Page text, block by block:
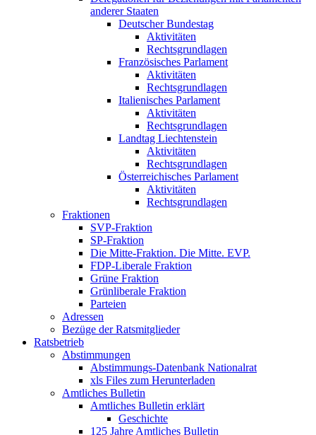
anderer Staaten
Deutscher Bundestag
Aktivitäten
Rechtsgrundlagen
Französisches Parlament
Aktivitäten
Rechtsgrundlagen
Italienisches Parlament
Aktivitäten
Rechtsgrundlagen
Landtag Liechtenstein
Aktivitäten
Rechtsgrundlagen
Österreichisches Parlament
Aktivitäten
Rechtsgrundlagen
Fraktionen
SVP-Fraktion
SP-Fraktion
Die Mitte-Fraktion. Die Mitte. EVP.
FDP-Liberale Fraktion
Grüne Fraktion
Grünliberale Fraktion
Parteien
Adressen
Bezüge der Ratsmitglieder
Ratsbetrieb
Abstimmungen
Abstimmungs-Datenbank Nationalrat
xls Files zum Herunterladen
Amtliches Bulletin
Amtliches Bulletin erklärt
Geschichte
125 Jahre Amtliches Bulletin